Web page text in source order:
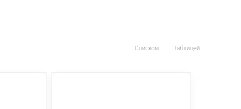
Таблицей
Списком